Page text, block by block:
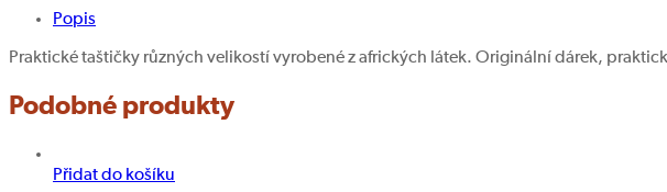
Popis
Praktické taštičky různých velikostí vyrobené z afrických látek. Originální dárek,
Podobné produkty
Přidat do košíku